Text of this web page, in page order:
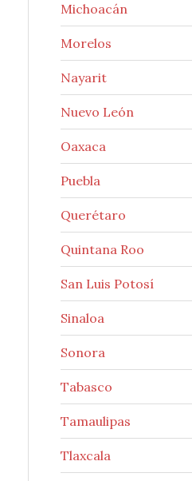
Michoacán
Morelos
Nayarit
Nuevo León
Oaxaca
Puebla
Querétaro
Quintana Roo
San Luis Potosí
Sinaloa
Sonora
Tabasco
Tamaulipas
Tlaxcala